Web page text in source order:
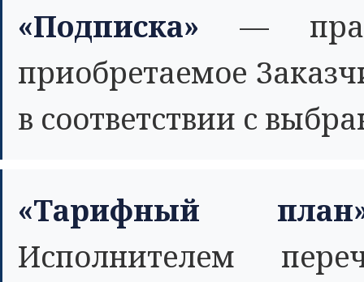
«Подписка» —
приобретаемое
в соответствии с
«Тарифный
Исполнителем